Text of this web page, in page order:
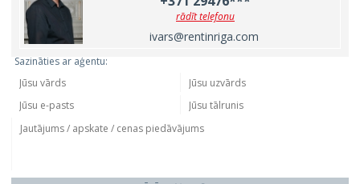
rādīt telefonu
ivars@rentinriga.com
Sazināties ar aģentu: